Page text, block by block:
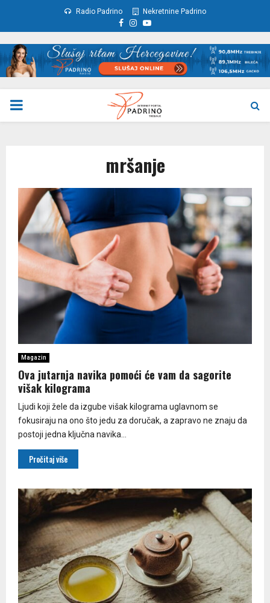
Radio Padrino Nekretnine Padrino
Facebook
Instagram
Youtube
PRIMARY
mršanje
Magazin
Ova jutarnja navika pomoći će vam da sagorite
višak kilograma
Ljudi koji žele da izgube višak kilograma uglavnom se
fokusiraju na ono što jedu za doručak, a zapravo ne znaju da
postoji jedna ključna navika...
Pročitaj više